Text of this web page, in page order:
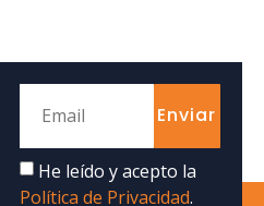
He leído y acepto la
Política de Privacidad.
Enviar